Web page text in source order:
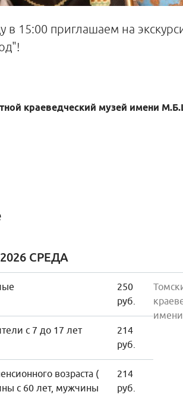
в 15:00 приглашаем на
краеведческий музей имени
СРЕДА
250
руб.
с 7 до 17 лет
214
руб.
возраста (
с 60 лет, мужчины
214
руб.